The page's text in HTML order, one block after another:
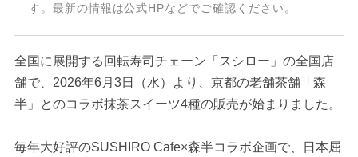
す。最新の情報は公式HPなどでご確認ください。
全国に展開する回転寿司チェーン「スシロー」の全国店
舗で、2026年6月3日（水）より、京都の老舗茶舗「森
半」とのコラボ抹茶スイーツ4種の販売が始まりました。
毎年大好評のSUSHIRO Cafe×森半コラボ企画で、日本屈